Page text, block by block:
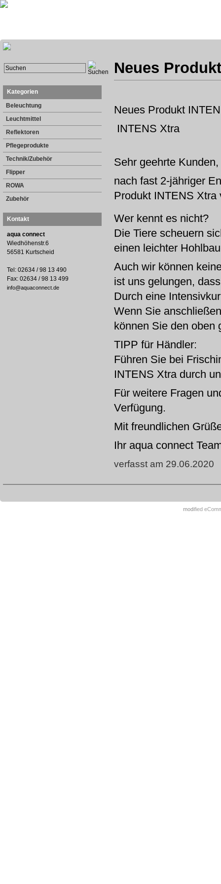
Kategorien
Beleuchtung
Leuchtmittel
Reflektoren
Pflegeprodukte
Technik/Zubehör
Flipper
ROWA
Zubehör
Kontakt
aqua connect
Wiedhöhenstr.6
56581 Kurtscheid
Tel: 02634 / 98 13 490
Fax: 02634 / 98 13 499
info@aquaconnect.de
Neues
Neues Produkt
INTENS Xtra
Sehr geehrte Kunden,
nach fast 2-jähriger
Produkt INTENS Xtra
Wer kennt es nicht?
Die Tiere scheuern
einen leichter
Auch wir können
ist uns gelungen,
Durch eine
Wenn Sie
können Sie den oben
TIPP für Händler:
Führen Sie bei
INTENS Xtra durch
Für weitere Fragen
Verfügung.
Mit freundlichen
Ihr aqua connect
verfasst am 29.06.2020
modified